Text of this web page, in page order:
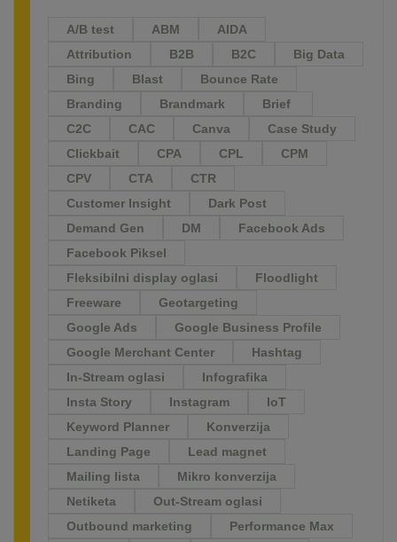
A/B test ABM
AIDA
Attribution
B2B B2C
Big Data
Bing
Blast
Bounce Rate
Branding
Brandmark
Brief
C2C
CAC Canva
Case Study
Clickbait
CPA CPL
CPM
CPV
CTA
CTR
Customer Insight
Dark Post
Demand Gen
DM
Facebook Ads
Facebook Piksel
Fleksibilni display oglasi
Floodlight
Freeware
Geotargeting
Google Ads
Google Business Profile
Google Merchant Center
Hashtag
In-Stream oglasi
Infografika
Insta Story
Instagram
IoT
Keyword Planner
Konverzija
Landing Page
Lead magnet
Mailing lista
Mikro konverzija
Netiketa
Out-Stream oglasi
Outbound marketing
Performance Max